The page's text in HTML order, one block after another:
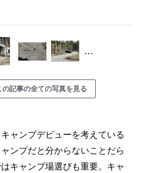
…
記事の全ての写真を見る
ャンプデビューを考えている
ンプだと分からないことだら
キャンプ場選びも重要。キャ